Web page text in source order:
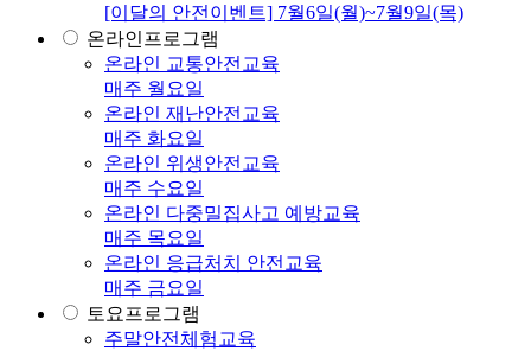
[이달의 안전이벤트] 7월6일(월)~7월9일(목)
온라인프로그램
온라인 교통안전교육
매주 월요일
온라인 재난안전교육
매주 화요일
온라인 위생안전교육
매주 수요일
온라인 다중밀집사고 예방교육
매주 목요일
온라인 응급처치 안전교육
매주 금요일
토요프로그램
주말안전체험교육